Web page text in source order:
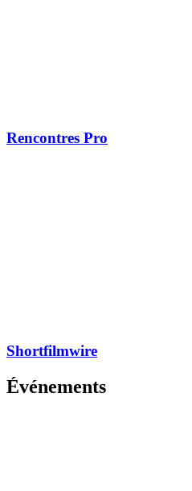
Rencontres Pro
Shortfilmwire
Événements